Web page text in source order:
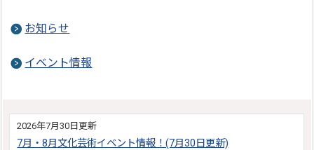
お知らせ
イベント情報
2026年7月30日更新
7月・8月文化芸術イベント情報！(7月30日更新)